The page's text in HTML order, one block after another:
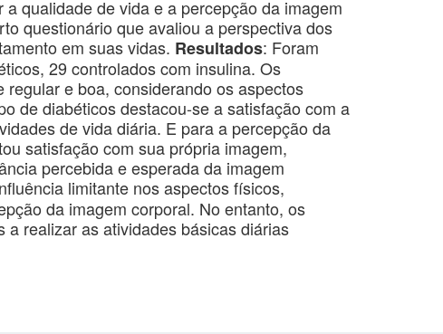
qualidade de vida e a percepção da imagem
questionário que avaliou a perspectiva dos
em suas vidas. Resultados: Foram
29 controlados com insulina. Os
e boa, considerando os aspectos
de diabéticos destacou-se a satisfação com a
de vida diária. E para a percepção da
satisfação com sua própria imagem,
percebida e esperada da imagem
limitante nos aspectos físicos,
da imagem corporal. No entanto, os
realizar as atividades básicas diárias